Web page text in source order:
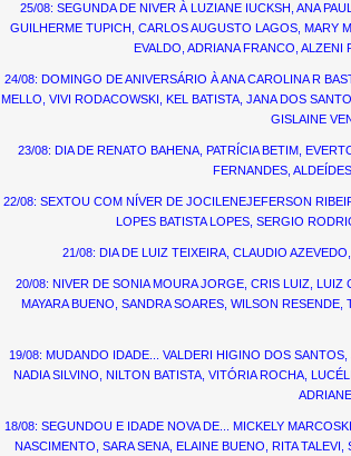
25/08: SEGUNDA DE NIVER À LUZIANE IUCKSH, ANA
GUILHERME TUPICH, CARLOS AUGUSTO LAGOS, MARY
EVALDO, ADRIANA FRANCO, ALZENI
24/08: DOMINGO DE ANIVERSÁRIO À ANA CAROLINA R
MELLO, VIVI RODACOWSKI, KEL BATISTA, JANA DOS
GISLAINE
23/08: DIA DE RENATO BAHENA, PATRÍCIA BETIM,
FERNANDES,
22/08: SEXTOU COM NÍVER DE JOCILENEJEFERSON
LOPES BATISTA LOPES, SERGIO
21/08: DIA DE LUIZ TEIXEIRA, CLAUDIO
20/08: NIVER DE SONIA MOURA JORGE, CRIS LUIZ, LUIZ
MAYARA BUENO, SANDRA SOARES, WILSON
19/08: MUDANDO IDADE... VALDERI HIGINO DOS
NADIA SILVINO, NILTON BATISTA, VITÓRIA ROCHA,
18/08: SEGUNDOU E IDADE NOVA DE... MICKELY
NASCIMENTO, SARA SENA, ELAINE BUENO, RITA